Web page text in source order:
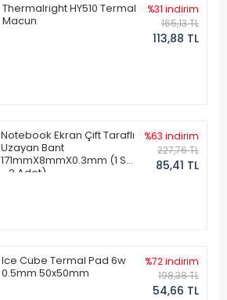
Thermalright HY510 Termal
Macun
%31 indirim
165,13 TL
113,88 TL
Notebook Ekran Çift Taraflı
Uzayan Bant
171mmX8mmX0.3mm (1 Set
- 2 Adet)
%63 indirim
227,76 TL
85,41 TL
Ice Cube Termal Pad 6w
0.5mm 50x50mm
%72 indirim
198,38 TL
54,66 TL